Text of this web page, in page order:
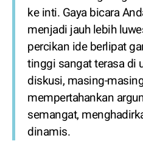
ke inti. Gaya bicara
menjadi jauh lebih
percikan ide berlipat
tinggi sangat terasa di
diskusi, masing-
mempertahankan
semangat,
dinamis.